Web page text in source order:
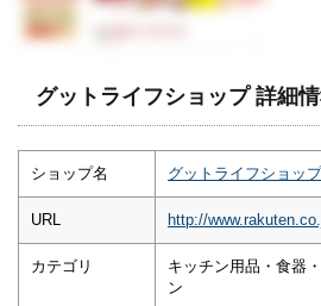
グットライフショップ 詳細
ショップ名 グットライフショップ
URL http://
カテゴリ
キッチン用品・食器
ン